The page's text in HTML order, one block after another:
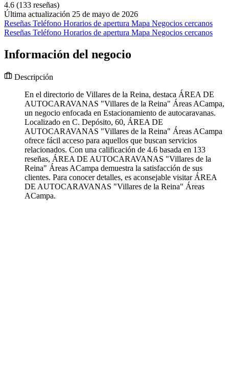
4.6 (133 reseñas)
Última actualización 25 de mayo de 2026
Reseñas Teléfono Horarios de apertura Mapa Negocios cercanos
Reseñas Teléfono Horarios de apertura Mapa Negocios cercanos
Información del negocio
Descripción
En el directorio de Villares de la Reina, destaca ÁREA DE
AUTOCARAVANAS "Villares de la Reina" Áreas ACampa,
un negocio enfocada en Estacionamiento de autocaravanas.
Localizado en C. Depósito, 60, ÁREA DE
AUTOCARAVANAS "Villares de la Reina" Áreas ACampa
ofrece fácil acceso para aquellos que buscan servicios
relacionados. Con una calificación de 4.6 basada en 133
reseñas, ÁREA DE AUTOCARAVANAS "Villares de la
Reina" Áreas ACampa demuestra la satisfacción de sus
clientes. Para conocer detalles, es aconsejable visitar ÁREA
DE AUTOCARAVANAS "Villares de la Reina" Áreas
ACampa.